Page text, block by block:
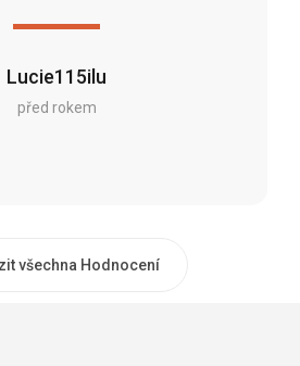
Lucie115ilu
před rokem
všechna Hodnocení